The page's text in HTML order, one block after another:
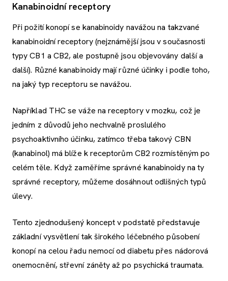
Kanabinoidní receptory
Při požití konopí se kanabinoidy navážou na takzvané
kanabinoidní receptory (nejznámější jsou v současnosti
typy CB1 a CB2, ale postupně jsou objevovány další a
další). Různé kanabinoidy mají různé účinky i podle toho,
na jaký typ receptoru se navážou.
Například THC se váže na receptory v mozku, což je
jedním z důvodů jeho nechvalně proslulého
psychoaktivního účinku, zatímco třeba takový CBN
(kanabinol) má blíže k receptorům CB2 rozmístěným po
celém těle. Když zaměříme správné kanabinoidy na ty
správné receptory, můžeme dosáhnout odlišných typů
úlevy.
Tento zjednodušený koncept v podstatě představuje
základní vysvětlení tak širokého léčebného působení
konopí na celou řadu nemocí od diabetu přes nádorová
onemocnění, střevní záněty až po psychická traumata.